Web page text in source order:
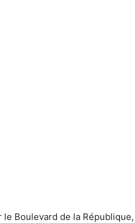
Boulevard de la République,